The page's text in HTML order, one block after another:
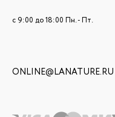
c 9:00 до 18:00 Пн. - Пт.
ONLINE@LANATURE.RU